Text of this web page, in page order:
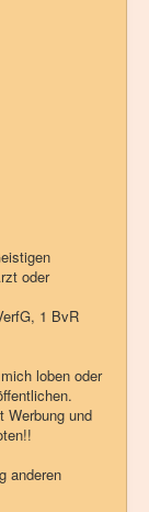
oder
1 BvR
loben oder
Werbung und
anderen